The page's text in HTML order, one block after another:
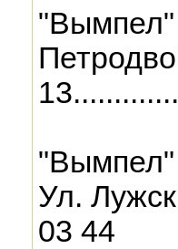
"Вымпел"
"Вымпел"
Ул.
03 44